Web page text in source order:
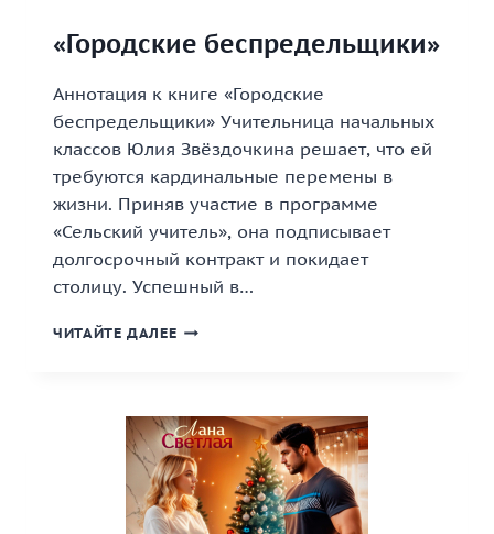
«Городские беспредельщики»
Аннотация к книге «Городские
беспредельщики» Учительница начальных
классов Юлия Звёздочкина решает, что ей
требуются кардинальные перемены в
жизни. Приняв участие в программе
«Сельский учитель», она подписывает
долгосрочный контракт и покидает
столицу. Успешный в…
ЧИТАЙТЕ ДАЛЕЕ «ГОРОДСКИЕ